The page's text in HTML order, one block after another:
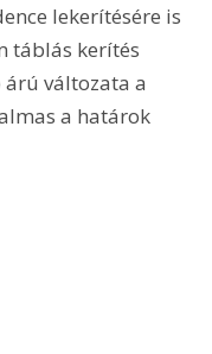
lekerítésére is
táblás kerítés
változata a
a határok